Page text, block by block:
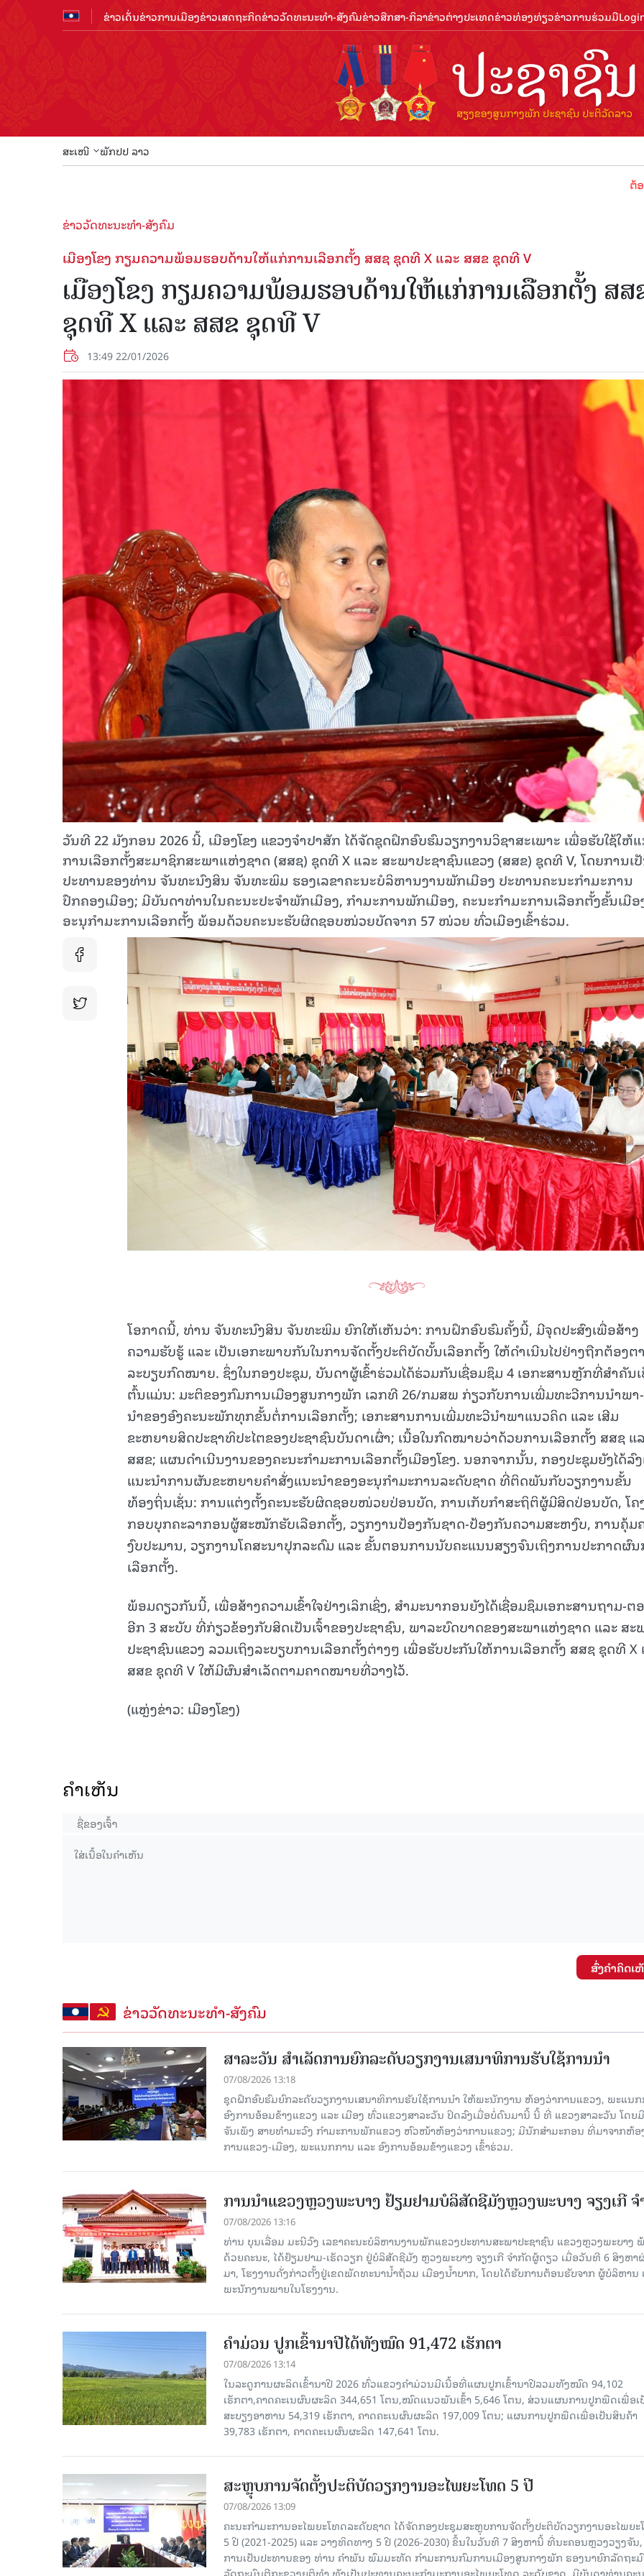
ຂ່າວເດັ່ນຂ່າວການເມືອງຂ່າວເສດຖະກິດຂ່າວວັດທະນະທຳ-ສັງຄົມຂ່າວສືກສາ-ກິລາຂ່າວຕ່າງປະເທດຂ່າວທ່ອງທ່ຽວຂ່າວການຮ່ວມມື
ສະເໜີ ພັກປປ ລາວ
ຕ້ອນຮັບປີທ່
ຂ່າວວັດທະນະທຳ-ສັງຄົມ
ເມືອງໂຂງ ກຽມຄວາມພ້ອມຮອບດ້ານໃຫ້ແກ່ການເລືອກຕັ້ງ ສສຊ ຊຸດທີ X ແລະ ສສຂ ຊຸດທີ V
ເມືອງໂຂງ ກຽມຄວາມພ້ອມຮອບດ້ານໃຫ້ແກ່ການເລືອກຕັ້ງ ສສ
ຊຸດທີ X ແລະ ສສຂ ຊຸດທີ V
13:49 22/01/2026
ວັນທີ 22 ມັງກອນ 2026 ນີ້, ເມືອງໂຂງ ແຂວງຈຳປາສັກ ໄດ້ຈັດຊຸດຝຶກອົບຮົມວຽກງານວິຊາສະເພາະ ເພື່ອຮັບໃຊ້ໃຫ້
ການເລືອກຕັ້ງສະມາຊິກສະພາແຫ່ງຊາດ (ສສຊ) ຊຸດທີ X ແລະ ສະພາປະຊາຊົນແຂວງ (ສສຂ) ຊຸດທີ V, ໂດຍການເ
ປະທານຂອງທ່ານ ຈັນທະນົງສິນ ຈັນທະພິມ ຮອງເລຂາຄະນະບໍລິຫານງານພັກເມືອງ ປະທານຄະນະກຳມະການ
ປົກຄອງເມືອງ; ມີບັນດາທ່ານໃນຄະນະປະຈຳພັກເມືອງ, ກຳມະການພັກເມືອງ, ຄະນະກຳມະການເລືອກຕັ້ງຂັ້ນເມືອ
ອະນຸກຳມະການເລືອກຕັ້ງ ພ້ອມດ້ວຍຄະນະຮັບຜິດຊອບໜ່ວຍບັດຈາກ 57 ໜ່ວຍ ທົ່ວເມືອງເຂົ້າຮ່ວມ.
ໂອກາດນີ້, ທ່ານ ຈັນທະນົງສິນ ຈັນທະພິມ ຍົກໃຫ້ເຫັນວ່າ: ການຝຶກອົບຮົມຄັ້ງນີ້, ມີຈຸດປະສົງເພື່ອສ້າງ
ຄວາມຮັບຮູ້ ແລະ ເປັນເອກະພາບກັນໃນການຈັດຕັ້ງປະຕິບັດບັ້ນເລືອກຕັ້ງ ໃຫ້ດຳເນີນໄປຢ່າງຖືກຕ້ອງຕ
ລະບຽບກົດໝາຍ. ຊຶ່ງໃນກອງປະຊຸມ, ບັນດາຜູ້ເຂົ້າຮ່ວມໄດ້ຮ່ວມກັນເຊື່ອມຊຶມ 4 ເອກະສານຫຼັກທີ່ສຳຄັນ
ຕົ້ນແມ່ນ: ມະຕິຂອງກົມການເມືອງສູນກາງພັກ ເລກທີ 26/ກມສພ ກ່ຽວກັບການເພີ່ມທະວີການນໍາພາ
ນໍາຂອງອົງຄະນະພັກທຸກຂັ້ນຕໍ່ການເລືອກຕັ້ງ; ເອກະສານການເພີ່ມທະວີນຳພາແນວຄິດ ແລະ ເສີມ
ຂະຫຍາຍສິດປະຊາທິປະໄຕຂອງປະຊາຊົນບັນດາເຜົ່າ; ເນື້ອໃນກົດໝາຍວ່າດ້ວຍການເລືອກຕັ້ງ ສສຊ ແ
ສສຂ; ແຜນດໍາເນີນງານຂອງຄະນະກຳມະການເລືອກຕັ້ງເມືອງໂຂງ. ນອກຈາກນັ້ນ, ກອງປະຊຸມຍັງໄດ້ລົ
ແນະນຳການຜັນຂະຫຍາຍຄຳສັ່ງແນະນຳຂອງອະນຸກຳມະການລະດັບຊາດ ທີ່ຕິດພັນກັບວຽກງານຂັ້ນ
ທ້ອງຖິ່ນເຊັ່ນ: ການແຕ່ງຕັ້ງຄະນະຮັບຜິດຊອບໜ່ວຍປ່ອນບັດ, ການເກັບກຳສະຖິຕິຜູ້ມີສິດປ່ອນບັດ, ໂຄ
ກອບບຸກຄະລາກອນຜູ້ສະໝັກຮັບເລືອກຕັ້ງ, ວຽກງານປ້ອງກັນຊາດ-ປ້ອງກັນຄວາມສະຫງົບ, ການຄຸ້ມ
ງົບປະມານ, ວຽກງານໂຄສະນາປຸກລະດົມ ແລະ ຂັ້ນຕອນການນັບຄະແນນສຽງຈົນເຖິງການປະກາດຜົ
ເລືອກຕັ້ງ.
ພ້ອມດຽວກັນນີ້, ເພື່ອສ້າງຄວາມເຂົ້າໃຈຢ່າງເລິກເຊິ່ງ, ສໍາມະນາກອນຍັງໄດ້ເຊື່ອມຊຶມເອກະສານຖາມ-ຕ
ອີກ 3 ສະບັບ ທີ່ກ່ຽວຂ້ອງກັບສິດເປັນເຈົ້າຂອງປະຊາຊົນ, ພາລະບົດບາດຂອງສະພາແຫ່ງຊາດ ແລະ ສະ
ປະຊາຊົນແຂວງ ລວມເຖິງລະບຽບການເລືອກຕັ້ງຕ່າງໆ ເພື່ອຮັບປະກັນໃຫ້ການເລືອກຕັ້ງ ສສຊ ຊຸດທີ X
ສສຂ ຊຸດທີ V ໃຫ້ມີຜົນສຳເລັດຕາມຄາດໝາຍທີ່ວາງໄວ້.
(ແຫຼ່ງຂ່າວ: ເມືອງໂຂງ)
ຄໍາເຫັນ
ສົ່ງຄໍາຄິດເ
ຂ່າວວັດທະນະທຳ-ສັງຄົມ
ສາລະວັນ ສໍາເລັດການຍົກລະດັບວຽກງານເສນາທິການຮັບໃຊ້ການນໍາ
07/08/2026 13:18
ຊຸດຝຶກອົບຮົມຍົກລະດັບວຽກງານເສນາທິການຮັບໃຊ້ການນໍາ ໃຫ້ພະນັກງານ ຫ້ອງວ່າການແຂວງ, ພະແນ
ອົງການອ້ອມຂ້າງແຂວງ ແລະ ເມືອງ ທົ່ວແຂວງສາລະວັນ ປິດລົງເມື່ອ​ບໍ່​ດົນ​ມາ​ນີ້ ນີ້ ທີ່ ແຂວງສາລະວັນ ໂດຍ​
ຈັນເພັງ ສາຍທຳມະວົງ ກຳມະການພັກແຂວງ ຫົວໜ້າຫ້ອງວ່າການແຂວງ; ມີນັກສຳມະກອນ ທີ່ມາຈາກຫ້ອ
ການແຂວງ-ເມືອງ, ພະແນກການ ແລະ ອົງການອ້ອມຂ້າງແຂວງ ເຂົ້າຮ່ວມ.
ການນຳແຂວງຫຼວງພະບາງ ຢ້ຽມ​ຢາມບໍ​ລິ​ສັດຊີມັງຫຼວງພະບາງ ຈຽງເກີ ຈໍ
07/08/2026 13:16
ທ່ານ ບຸນເລື່ອມ ມະນີວົງ ເລ​ຂາ​ຄະ​ນະ​ບໍ​ລິ​ຫານ​ງານ​ພັກແຂວງປະທານສະພາປະຊາຊົນ ແຂວງຫຼວງພະບາງ
ດ້ວຍຄະນະ, ໄດ້ຢ້ຽມຢາມ-ເຮັດວຽກ ຢູ່ບໍລິສັດຊີມັງ ຫຼວງພະບາງ ຈຽງເກີ ຈໍາກັດຜູ້ດຽວ ເມື່ອ​ວັນ​ທີ 6 ສິງ​ຫາ​
ມາ, ໂຮງ​ງານ​ດັ່ງ​ກ່າວຕັ້ງຢູ່ເຂດພັດທະນານ້ຳຖ້ວມ ເມືອງນໍ້າບາກ, ໂດຍໄດ້ຮັບການຕ້ອນຮັບຈາກ ຜູ້ບໍລິຫານ
ພະນັກງານພາຍໃນໂຮງງານ.
ຄໍາມ່ວນ ປູກເຂົ້ານາປີໄດ້ທັງໝົດ 91,472 ເຮັກຕາ
07/08/2026 13:14
ໃນລະດູການຜະລິດເຂົ້ານາປີ 2026 ທົ່ວແຂວງຄໍາມ່ວນມີເນື້ອທີ່ແຜນປູກເຂົ້ານາປີລວມທັງໝົດ 94,102
ເຮັກຕາ,ຄາດຄະເນຜົນຜະລິດ 344,651 ໂຕນ,ໝົດແນວພັນເຂົ້າ 5,646 ໂຕນ, ສ່ວນແຜນການປູກພືດເພື່ອເ
ສະບຽງອາຫານ 54,319 ເຮັກຕາ, ຄາດຄະເນຜົນຜະລິດ 197,009 ໂຕນ; ແຜນການປູກພືດເພື່ອເປັນສິນຄ້າ
39,783 ເຮັກຕາ, ຄາດຄະເນຜົນຜະລິດ 147,641 ໂຕນ.
ສະຫຼຸບການຈັດຕັ້ງປະຕິບັດວຽກງານອະໄພຍະໂທດ 5 ປີ
07/08/2026 13:09
ຄະນະກຳມະການອະໄພຍະໂທດລະດັບຊາດ ໄດ້ຈັດກອງປະຊຸມສະຫຼຸບການຈັດຕັ້ງປະຕິບັດວຽກງານອະໄພຍ
5 ປີ (2021-2025) ແລະ ວາງທິດທາງ 5 ປີ (2026-2030) ຂຶ້ນໃນວັນທີ 7 ສິງຫານີ້ ທີ່ນະຄອນຫຼວງວຽງຈັນ
ການເປັນປະທານຂອງ ທ່ານ ຄໍາພັນ ພົມມະທັດ ກຳມະການກົມການເມືອງສູນກາງພັກ ຮອງນາຍົກລັດຖະ
15.040(07-08-